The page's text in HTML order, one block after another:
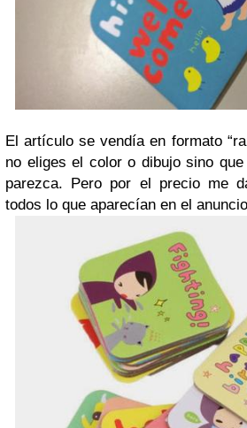
El artículo se vendía en formato
no eliges el color o dibujo sino
parezca. Pero por el precio me
todos lo que aparecían en el